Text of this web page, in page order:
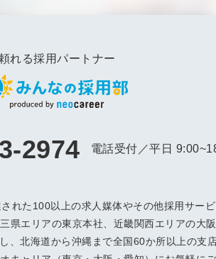
頼れる採用パートナー
2974 電話受付／平日
れた100以上の求人媒体やその他採用サー
県エリアの東京本社、近畿関西エリアの大
、北海道から沖縄まで全国60か所以上の支